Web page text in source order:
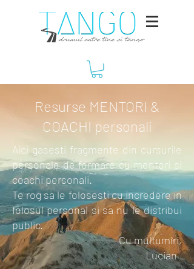
Resurse MENTORI &
COACHI personali
Aici gasesti fragmente din cursurile
personale de formare cu mentori si
coachi personali.
Te rog sa le folosesti cu incredere in
folosul personal si sa nu le distribui
public.
Cu multumiri,
Lucian